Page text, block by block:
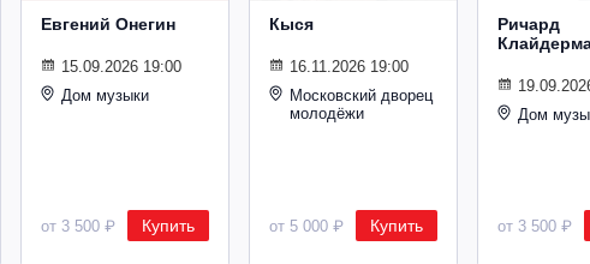
Евгений Онегин
15.09.2026 19:00
Дом музыки
от 3 500 ₽ Купить
Кыся
16.11.2026 19:00
Московский дворец
молодёжи
от 5 000 ₽ Купить
Ричард
Дом
от 3 500 ₽